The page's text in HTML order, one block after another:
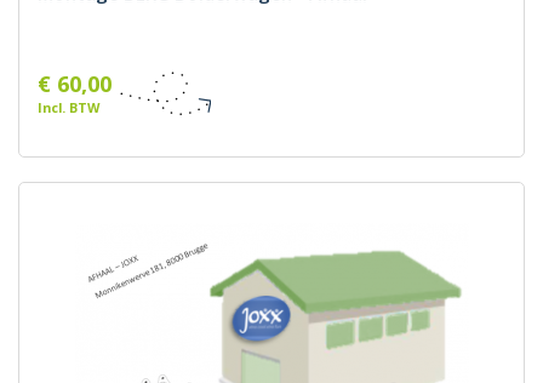
€ 60,00
Incl. BTW